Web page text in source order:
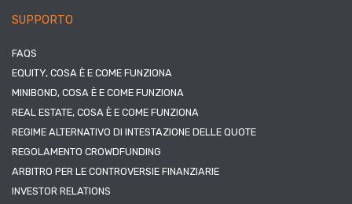
SUPPORTO
FAQS
EQUITY, COSA È E COME FUNZIONA
MINIBOND, COSA È E COME FUNZIONA
REAL ESTATE, COSA È E COME FUNZIONA
REGIME ALTERNATIVO DI INTESTAZIONE DELLE QUOTE
REGOLAMENTO CROWDFUNDING
ARBITRO PER LE CONTROVERSIE FINANZIARIE
INVESTOR RELATIONS